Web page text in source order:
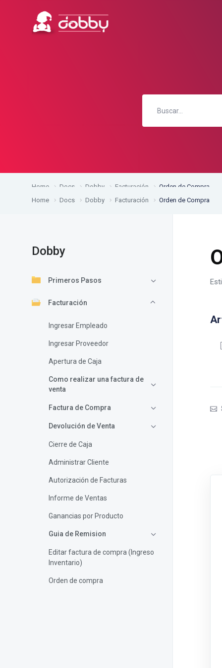
Home Docs Dobby Facturación Orden de Compra
Home Docs Dobby Facturación Orden de Compra
Dobby
Primeros Pasos
Facturación
Ingresar Empleado
Ingresar Proveedor
Apertura de Caja
Como realizar una factura de
venta
Factura de Compra
Devolución de Venta
Cierre de Caja
Administrar Cliente
Autorización de Facturas
Informe de Ventas
Ganancias por Producto
Guia de Remision
Editar factura de compra (Ingreso
Inventario)
Orden de compra